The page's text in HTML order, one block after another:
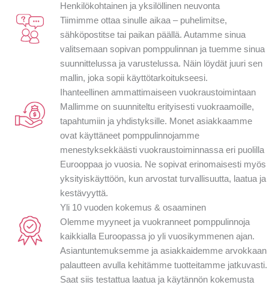
Henkilökohtainen ja yksilöllinen neuvonta
Tiimimme ottaa sinulle aikaa – puhelimitse,
sähköpostitse tai paikan päällä. Autamme sinua
valitsemaan sopivan pomppulinnan ja tuemme sinua
suunnittelussa ja varustelussa. Näin löydät juuri sen
mallin, joka sopii käyttötarkoitukseesi.
Ihanteellinen ammattimaiseen vuokraustoimintaan
Mallimme on suunniteltu erityisesti vuokraamoille,
tapahtumiin ja yhdistyksille. Monet asiakkaamme
ovat käyttäneet pomppulinnojamme
menestyksekkäästi vuokraustoiminnassa eri puolilla
Eurooppaa jo vuosia. Ne sopivat erinomaisesti myös
yksityiskäyttöön, kun arvostat turvallisuutta, laatua ja
kestävyyttä.
Yli 10 vuoden kokemus & osaaminen
Olemme myyneet ja vuokranneet pomppulinnoja
kaikkialla Euroopassa jo yli vuosikymmenen ajan.
Asiantuntemuksemme ja asiakkaidemme arvokkaan
palautteen avulla kehitämme tuotteitamme jatkuvasti.
Saat siis testattua laatua ja käytännön kokemusta